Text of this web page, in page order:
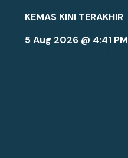
KEMAS KINI TERAKHIR
5 Aug 2026 @ 4:41 PM